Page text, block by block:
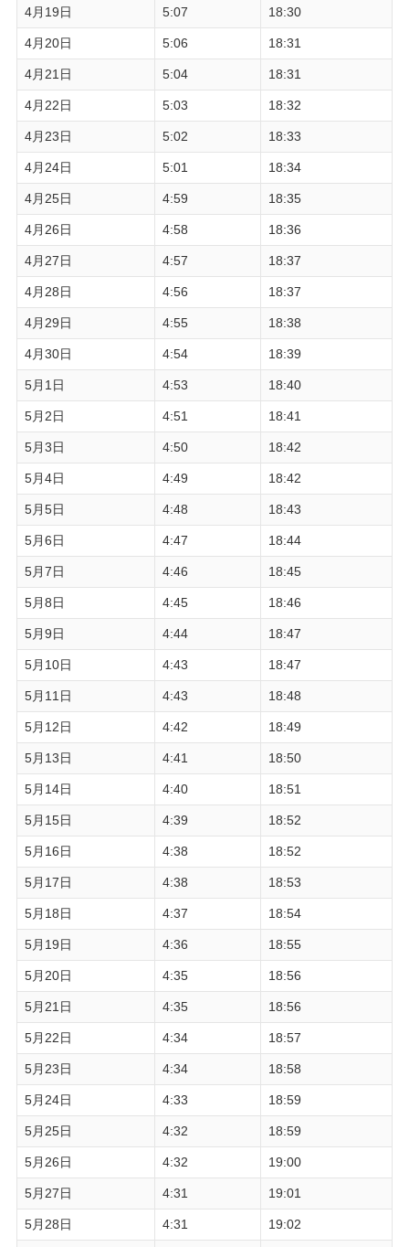
4月19日 5:07 18:30
4月20日 5:06 18:31
4月21日 5:04 18:31
4月22日 5:03 18:32
4月23日 5:02 18:33
4月24日 5:01 18:34
4月25日 4:59 18:35
4月26日 4:58 18:36
4月27日 4:57 18:37
4月28日 4:56 18:37
4月29日 4:55 18:38
4月30日 4:54 18:39
5月1日 4:53 18:40
5月2日 4:51 18:41
5月3日 4:50 18:42
5月4日 4:49 18:42
5月5日 4:48 18:43
5月6日 4:47 18:44
5月7日 4:46 18:45
5月8日 4:45 18:46
5月9日 4:44 18:47
5月10日 4:43 18:47
5月11日 4:43 18:48
5月12日 4:42 18:49
5月13日 4:41 18:50
5月14日 4:40 18:51
5月15日 4:39 18:52
5月16日 4:38 18:52
5月17日 4:38 18:53
5月18日 4:37 18:54
5月19日 4:36 18:55
5月20日 4:35 18:56
5月21日 4:35 18:56
5月22日 4:34 18:57
5月23日 4:34 18:58
5月24日 4:33 18:59
5月25日 4:32 18:59
5月26日 4:32 19:00
5月27日 4:31 19:01
5月28日 4:31 19:02